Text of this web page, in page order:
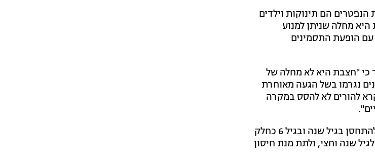
מרבית הנפטרים הם תינוקות וילדים
מחלה שניתן למנוע
עם הופעת התסמינים
כי "חצבת היא לא מחלה של
נגרמו בשל הגעה מאוחרת
להורים לא להסס במקרה
מומלץ לכלל הילדים להתחסן בגיל שנה ובגיל 6 כחלק
שנה וחצי, ולתת מנת חיסון